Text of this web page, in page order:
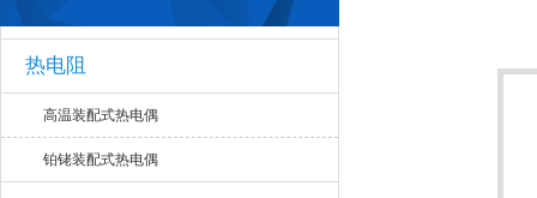
热电阻
高温装配式热电偶
铂铑装配式热电偶